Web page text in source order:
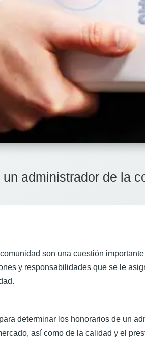
administrador de la
son una cuestión
y responsabilidades que se le
determinar los honorarios de un
así como de la calidad y el